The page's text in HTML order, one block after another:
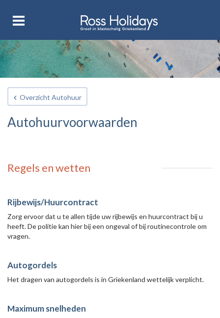
Overzicht Autohuur
Autohuurvoorwaarden
Regels en wetten
Rijbewijs/Huurcontract
Zorg ervoor dat u te allen tijde uw rijbewijs en huurcontract bij u
heeft. De politie kan hier bij een ongeval of bij routinecontrole om
vragen.
Autogordels
Het dragen van autogordels is in Griekenland wettelijk verplicht.
Maximum snelheden